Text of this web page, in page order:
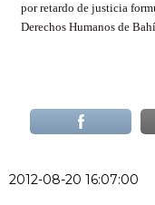
por retardo de justicia
Derechos Humanos de
2012-08-20 16:07:00